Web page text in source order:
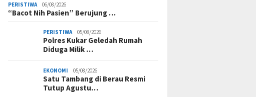
PERISTIWA 06/08/2026
“Bacot Nih Pasien” Berujung …
PERISTIWA 05/08/2026
Polres Kukar Geledah Rumah
Diduga Milik …
EKONOMI 05/08/2026
Satu Tambang di Berau Resmi
Tutup Agustu…